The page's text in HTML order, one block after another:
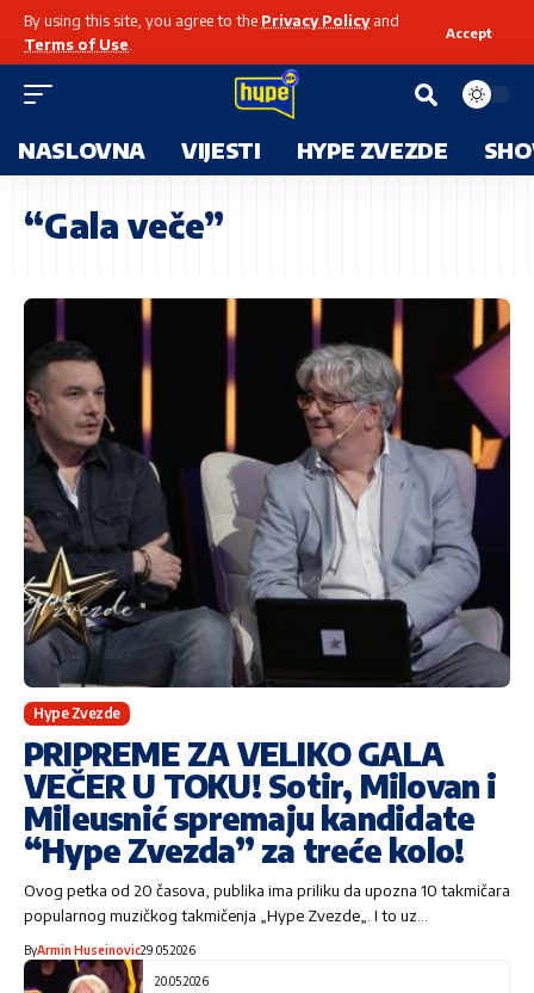
By using this site, you agree to the Privacy Policyand
Terms of Use
Accept
NASLOVNA VIJESTI HYPE ZVEZDE
“Gala veče”
Hype Zvezde
PRIPREME ZA VELIKO GALA
VEČER U TOKU! Sotir, Milovan i
Mileusnić spremaju kandidate
“Hype Zvezda” za treće kolo!
Ovog petka od 20 časova, publika ima priliku da upozna 10 takmičara
popularnog muzičkog takmičenja „Hype Zvezde„. I to uz…
ByArmin Huseinovic29.05.2026
20.05.2026